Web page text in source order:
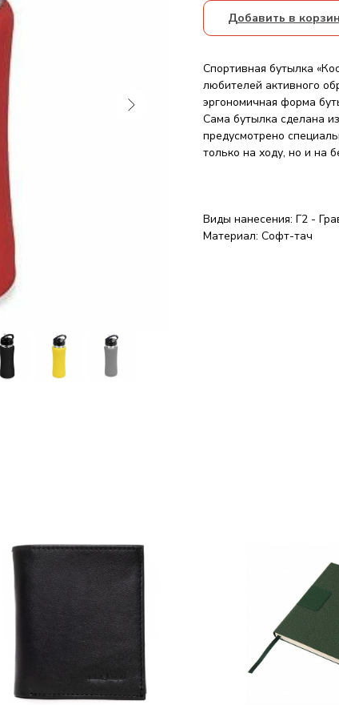
Добавить в
Спортивная бутылка
любителей активного
эргономичная форма
Сама бутылка сделана
предусмотрено
только на ходу, но и на
Виды нанесения: Г2 -
Материал: Софт-тач